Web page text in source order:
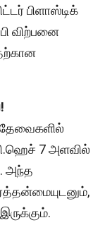
பிளாஸ்டிக்
விற்பனை
தேவைகளில்
7 அளவில்
அந்த